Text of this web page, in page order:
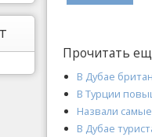
Прочитать
В Дубае
В Турции
Назвали
В Дубае